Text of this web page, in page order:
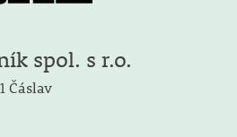
spol. s r.o.
Čáslav